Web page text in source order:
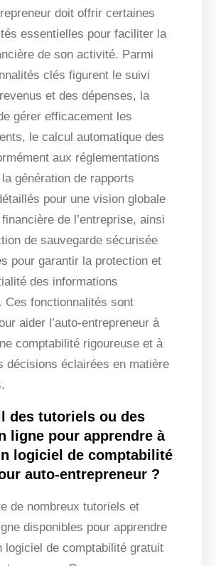
doit offrir certaines
essentielles pour faciliter la
de son activité. Parmi
clés figurent le suivi
et des dépenses, la
gérer efficacement les
le calcul automatique des
aux réglementations
génération de rapports
pour une vision globale
de l’entreprise, ainsi
de sauvegarde sécurisée
pour garantir la protection et
des informations
Ces fonctionnalités sont
aider l’auto-entrepreneur à
comptabilité rigoureuse et à
décisions éclairées en matière
des tutoriels ou des
ligne pour apprendre à
logiciel de comptabilité
auto-entrepreneur ?
de nombreux tutoriels et
disponibles pour apprendre
logiciel de comptabilité gratuit